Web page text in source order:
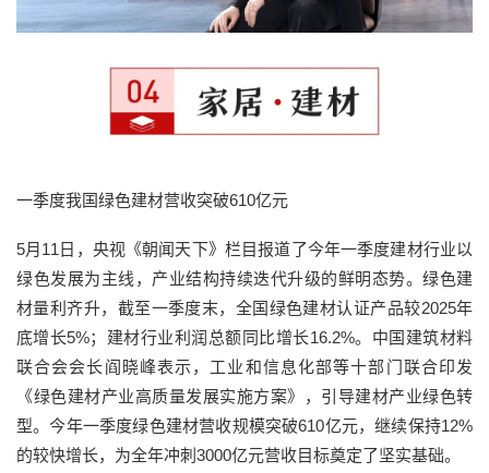
一季度我国绿色建材营收突破610亿元
5月11日，央视《朝闻天下》栏目报道了今年一季度建材行业以
绿色发展为主线，产业结构持续迭代升级的鲜明态势。绿色建
材量利齐升，截至一季度末，全国绿色建材认证产品较2025年
底增长5%；建材行业利润总额同比增长16.2%。中国建筑材料
联合会会长阎晓峰表示，工业和信息化部等十部门联合印发
《绿色建材产业高质量发展实施方案》，引导建材产业绿色转
型。今年一季度绿色建材营收规模突破610亿元，继续保持12%
的较快增长，为全年冲刺3000亿元营收目标奠定了坚实基础。